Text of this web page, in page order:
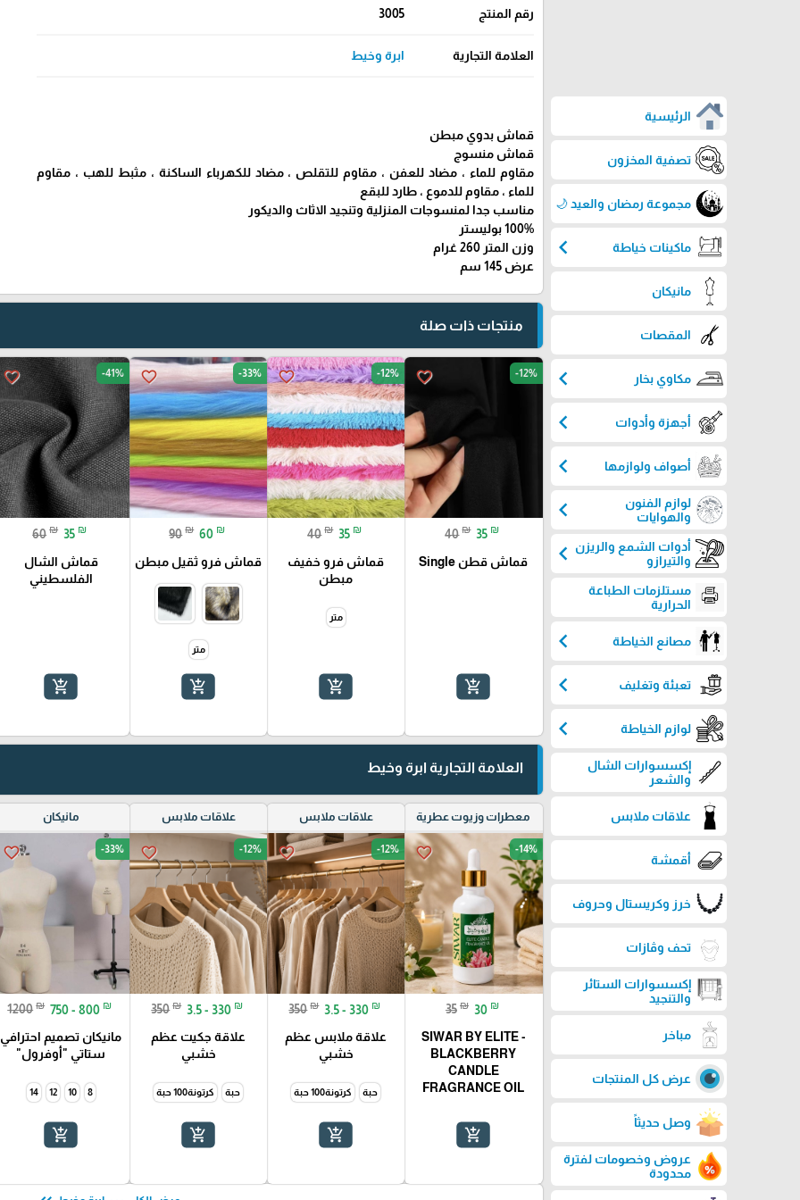
الرئيسية
تصفية المخزون
مجموعة رمضان والعيد 🌙
ماكينات خياطة chevron_left
مانيكان
المقصات
مكاوي بخار chevron_left
أجهزة وأدوات chevron_left
أصواف ولوازمها chevron_left
لوازم الفنون
والهوايات
chevron_left
أدوات الشمع والريزن
والتيرازو
chevron_left
مستلزمات الطباعة
الحرارية
مصانع الخياطة chevron_left
تعبئة وتغليف chevron_left
لوازم الخياطة chevron_left
إكسسوارات الشال
والشعر
علاقات ملابس
أقمشة
خرز وكريستال وحروف
تحف وڤازات
إكسسوارات الستائر
والتنجيد
مباخر
عرض كل المنتجات
وصل حديثاً
عروض وخصومات لفترة
محدودة
رقم المنتج 3005
العلامة التجارية ابرة وخيط
قماش بدوي مبطن
قماش منسوج
مقاوم للماء ، مضاد للعفن ، مقاوم للتقلص ، مضاد للكهرباء الساكنة ، مثبط للهب ، مقاوم
للماء ، مقاوم للدموع ، طارد للبقع
مناسب جدا لمنسوجات المنزلية وتنجيد الاثاث والديكور
100% بوليستر
وزن المتر 260 غرام
عرض 145 سم
منتجات ذات صلة
favorite_border -12%
40 ₪ 35 ₪
قماش قطن Single
add_shopping_cart
favorite_border -12%
40 ₪ 35 ₪
قماش فرو خفيف
مبطن
متر
add_shopping_cart
favorite_border -33%
90 ₪ 60 ₪
قماش فرو ثقيل مبطن
متر
add_shopping_cart
favorite_border -41%
60 ₪ 35 ₪
قماش الشال
الفلسطيني
add_shopping_cart
العلامة التجارية ابرة وخيط
معطرات وزيوت عطرية
favorite_border -14%
35 ₪ 30 ₪
SIWAR BY ELITE -
BLACKBERRY
CANDLE
FRAGRANCE OIL
add_shopping_cart
علاقات ملابس
favorite_border -12%
350 ₪ 3.5 - 330 ₪
علاقة ملابس عظم
خشبي
حبة كرتونة100 حبة
add_shopping_cart
علاقات ملابس
favorite_border -12%
350 ₪ 3.5 - 330 ₪
علاقة جكيت عظم
خشبي
حبة كرتونة100 حبة
add_shopping_cart
مانيكان
favorite_border -33%
1200 ₪ 750 - 800 ₪
مانيكان تصميم احترافي
ستاتي "أوفرول"
8
10
12
14
add_shopping_cart